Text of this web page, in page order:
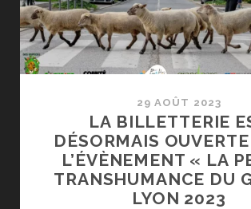
29 AOÛT 2023
LA BILLETTERIE
DÉSORMAIS
L’ÉVÈNEMENT « LA
TRANSHUMANCE DU
LYON 2023